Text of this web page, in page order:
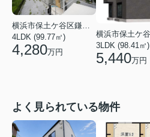
横浜市保土ケ谷区鎌谷町
4LDK (99.77㎡)
4,280万円
3LDK (98.41㎡)
5,440万円
よく見られている物件